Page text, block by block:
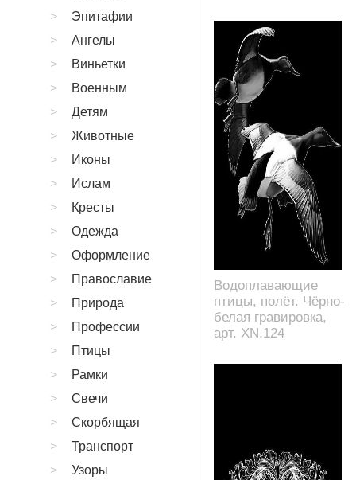
Водоплавающие
птицы, полёт. Чёрно-
белая гравировка,
арт. XN.124
Эпитафии
Ангелы
Виньетки
Военным
Детям
Животные
Иконы
Ислам
Кресты
Одежда
Оформление
Православие
Природа
Профессии
Птицы
Рамки
Свечи
Скорбящая
Транспорт
Узоры